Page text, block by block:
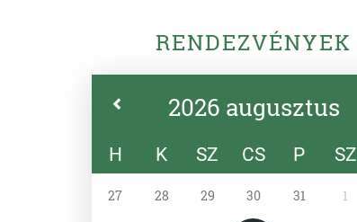
RENDEZVÉNYEK
2026 augusztus
H K SZ CS P SZ
27 28 29 30 31 1